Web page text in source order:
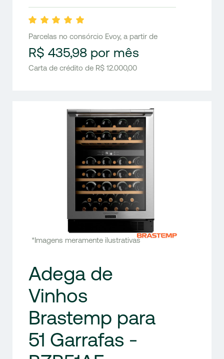
Parcelas no consórcio Evoy, a partir de
R$ 435,98 por mês
Carta de crédito de R$ 12.000,00
*Imagens meramente ilustrativas
Adega de
Vinhos
Brastemp para
51 Garrafas -